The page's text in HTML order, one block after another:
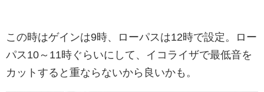
この時はゲインは9時、ローパスは12時で設定。ロー
パス10～11時ぐらいにして、イコライザで最低音を
カットすると重ならないから良いかも。